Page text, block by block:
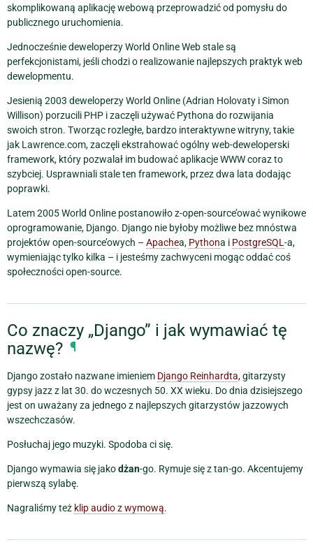
skomplikowaną aplikację webową przeprowadzić od pomysłu do
publicznego uruchomienia.
Jednocześnie deweloperzy World Online Web stale są
perfekcjonistami, jeśli chodzi o realizowanie najlepszych praktyk web
dewelopmentu.
Jesienią 2003 deweloperzy World Online (Adrian Holovaty i Simon
Willison) porzucili PHP i zaczęli używać Pythona do rozwijania
swoich stron. Tworząc rozległe, bardzo interaktywne witryny, takie
jak Lawrence.com, zaczęli ekstrahować ogólny web-deweloperski
framework, który pozwalał im budować aplikacje WWW coraz to
szybciej. Usprawniali stale ten framework, przez dwa lata dodając
poprawki.
Latem 2005 World Online postanowiło z-open-source’ować wynikowe
oprogramowanie, Django. Django nie byłoby możliwe bez mnóstwa
projektów open-source’owych – Apachea, Pythona i PostgreSQL-a,
wymieniając tylko kilka – i jesteśmy zachwyceni mogąc oddać coś
społeczności open-source.
Co znaczy „Django” i jak wymawiać tę
nazwę? ¶
Django zostało nazwane imieniem Django Reinhardta, gitarzysty
gypsy jazz z lat 30. do wczesnych 50. XX wieku. Do dnia dzisiejszego
jest on uważany za jednego z najlepszych gitarzystów jazzowych
wszechczasów.
Posłuchaj jego muzyki. Spodoba ci się.
Django wymawia się jakodżan-go. Rymuje się z tan-go. Akcentujemy
pierwszą sylabę.
Nagraliśmy też klip audio z wymową.